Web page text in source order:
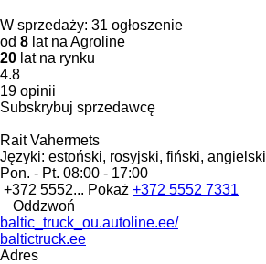
W sprzedaży: 31 ogłoszenie
od 8 lat na Agroline
20 lat na rynku
4.8
19 opinii
Subskrybuj sprzedawcę
Rait Vahermets
Języki: estoński, rosyjski, fiński, angielski
Pon. - Pt. 08:00 - 17:00
+372 5552... Pokaż +372 5552 7331
Oddzwoń
baltic_truck_ou.autoline.ee/
baltictruck.ee
Adres